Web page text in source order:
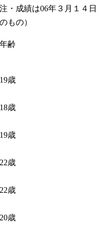
・成績は06年３月１４日
もの）
齢
歳
歳
歳
歳
歳
歳